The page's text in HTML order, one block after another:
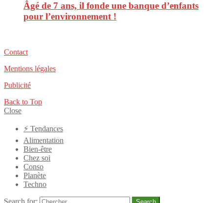
Âgé de 7 ans, il fonde une banque d’enfants
pour l’environnement !
Contact
Mentions légales
Publicité
Back to Top
Close
⚡️ Tendances
Alimentation
Bien-être
Chez soi
Conso
Planète
Techno
Search for: